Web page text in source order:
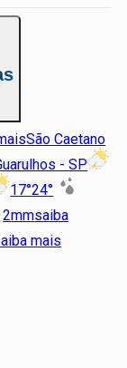
São Caetano
- SP
17°24°
2mmsaiba
mais